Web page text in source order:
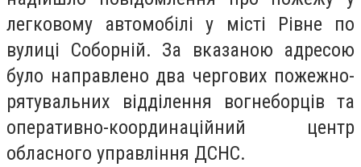
легковому автомобілі у місті Рівне по
вулиці Соборній. За вказаною адресою
було направлено два чергових пожежно-
рятувальних відділення вогнеборців та
оперативно-координаційний центр
обласного управління ДСНС.